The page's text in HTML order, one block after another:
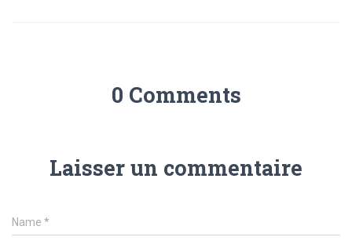
0 Comments
Laisser un commentaire
Name *